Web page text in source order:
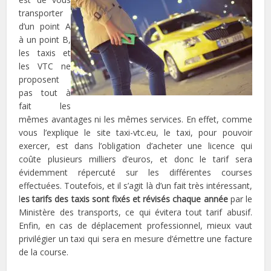
transporter
d’un point A
à un point B,
les taxis et
les VTC ne
proposent
pas tout à
fait les
mêmes avantages ni les mêmes services. En effet, comme
vous l’explique le site taxi-vtc.eu, le taxi, pour pouvoir
exercer, est dans l’obligation d’acheter une licence qui
coûte plusieurs milliers d’euros, et donc le tarif sera
évidemment répercuté sur les différentes courses
effectuées. Toutefois, et il s’agit là d’un fait très intéressant,
les tarifs des taxis sont fixés et révisés chaque annéepar le
Ministère des transports, ce qui évitera tout tarif abusif.
Enfin, en cas de déplacement professionnel, mieux vaut
privilégier un taxi qui sera en mesure d’émettre une facture
de la course.